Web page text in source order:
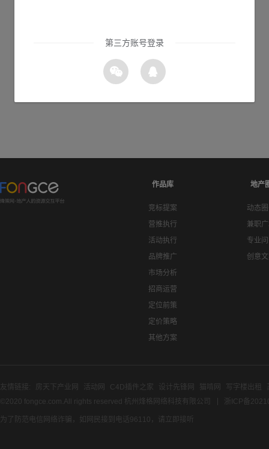
作品库
竞标提案
营推执行
活动执行
品牌推广
市场分析
招商运营
定位前策
定价策略
其他方案
地产
动态
兼职
专业
创意
友情链接: 房天下产业网 活动网 C4D插件之家 设计先锋网 猫啃网 写字楼出租
©2020 fongce.com.All rights reserved 杭州烽格网络科技有限公司
浙ICP备
为了防范电信网络诈骗，如网民接到电话96110，请立即接听
第三方账号登录